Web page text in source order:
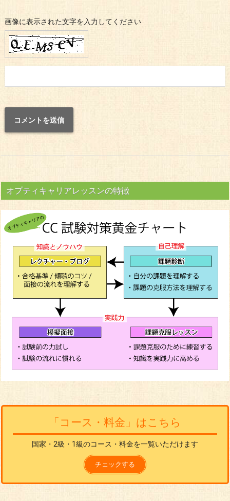
画像に表示された文字を入力してください
オプティキャリアレッスンの特徴
「コース・料金」はこちら
国家・2級・1級のコース・料金を一覧いただけます
チェックする